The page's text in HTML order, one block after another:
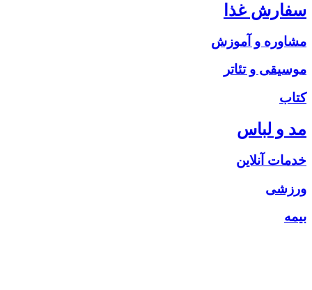
سفارش غذا
مشاوره و آموزش
موسیقی و تئاتر
کتاب
مد و لباس
خدمات آنلاین
ورزشی
بیمه